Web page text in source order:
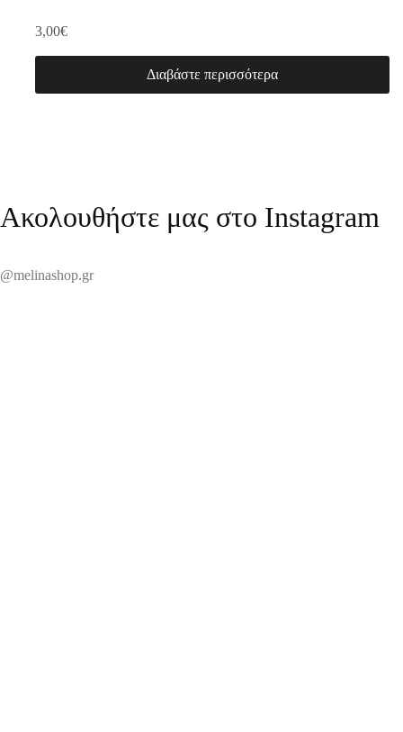
3,00€
Διαβάστε περισσότερα
Ακολουθήστε μας στο Instagram
@melinashop.gr